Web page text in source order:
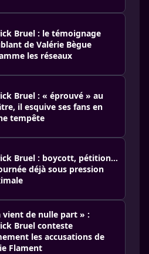
Bruel : le témoignage
de Valérie Bègue
les réseaux
Bruel : « éprouvé » au
il esquive ses fans en
tempête
Bruel : boycott, pétition…
déjà sous pression
vient de nulle part » :
Bruel conteste
les accusations de
Flament